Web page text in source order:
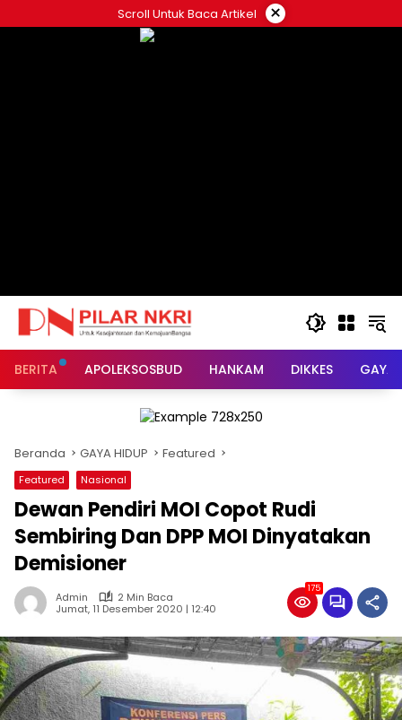
ke
Scroll Untuk Baca Artikel ×
BERITA APOLEKSOSBUD HANKAM DIKKES GAYA
Beranda GAYA HIDUP Featured
Featured Nasional
Dewan Pendiri MOI Copot Rudi
Sembiring Dan DPP MOI Dinyatakan
Demisioner
Admin
2 Min Baca
Jumat, 11 Desember 2020 | 12:40
175